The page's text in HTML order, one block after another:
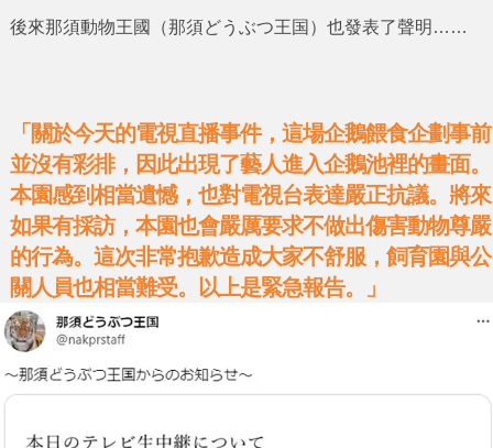
後來那須動物王國 （那須どうぶつ王国）也發表了聲明……
「關於今天的電視直播事件，這場企鵝餵食企劃事前
並沒有彩排，因此出現了藝人進入企鵝池裡的畫面。
本園感到相當遺憾，也對電視台表達嚴正抗議。將來
如果有採訪，本園也會嚴厲要求不做出傷害動物尊嚴
的行為。這次非常抱歉造成大家不舒服，飼育園與公
關人員也相當難受。以上是緊急報告。」